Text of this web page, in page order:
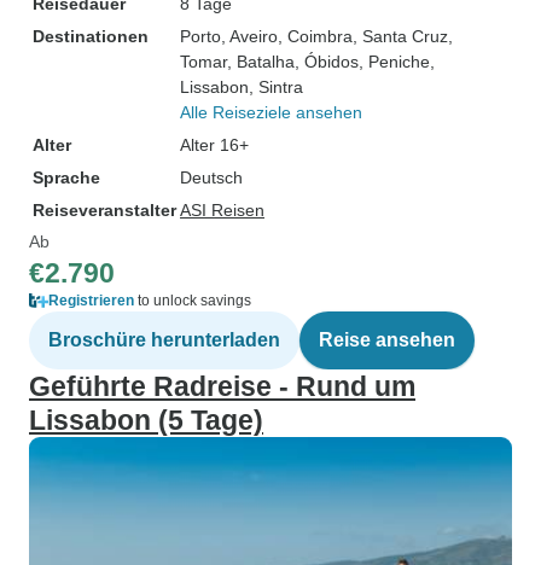
Destinationen
Porto , Aveiro , Coimbra , Santa Cruz
Tomar, Batalha , Óbidos , Peniche
Lissabon , Sintra
Alle Reiseziele ansehen
Alter
Alter 16+
Sprache
Deutsch
ReiseveranstalterASI Reisen
Ab
€2.790
Registrieren to unlock savings
Broschüre herunterladen Reise ansehen
Geführte Radreise - Rund um
Lissabon (5 Tage)